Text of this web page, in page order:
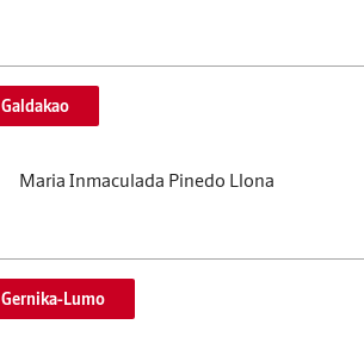
Galdakao
Maria Inmaculada Pinedo Llona
Gernika-Lumo